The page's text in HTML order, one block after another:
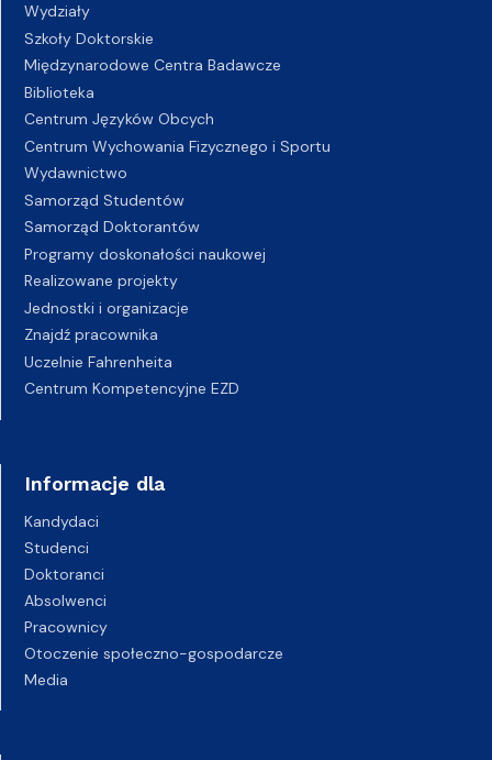
Wydziały
Szkoły Doktorskie
Międzynarodowe Centra Badawcze
Biblioteka
Centrum Języków Obcych
Centrum Wychowania Fizycznego i Sportu
Wydawnictwo
Samorząd Studentów
Samorząd Doktorantów
Programy doskonałości naukowej
Realizowane projekty
Jednostki i organizacje
Znajdź pracownika
Uczelnie Fahrenheita
Centrum Kompetencyjne EZD
Informacje dla
Kandydaci
Studenci
Doktoranci
Absolwenci
Pracownicy
Otoczenie społeczno-gospodarcze
Media